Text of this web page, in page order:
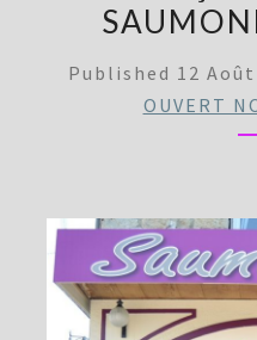
Published 12
OUVERT